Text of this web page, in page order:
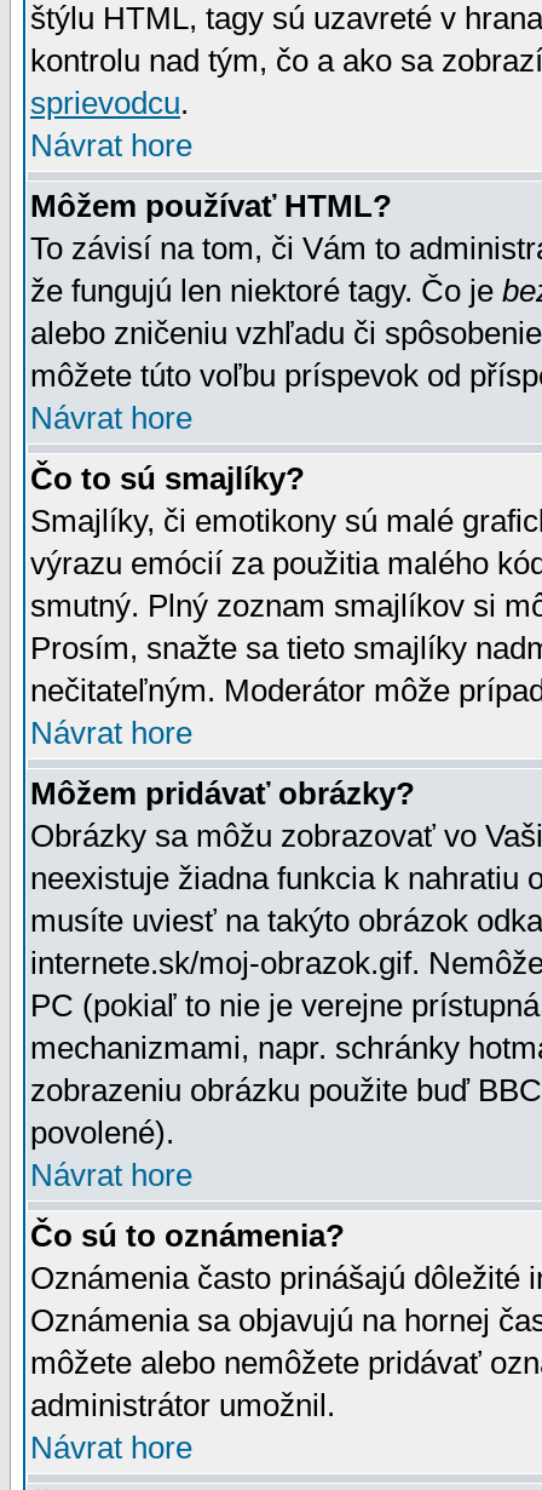
štýlu HTML, tagy sú uzavreté v
kontrolu nad tým, čo a ako sa
sprievodcu.
Návrat hore
Môžem používať HTML?
To závisí na tom, či Vám to
že fungujú len niektoré tagy. Čo je
alebo zničeniu vzhľadu či
môžete túto voľbu príspevok od
Návrat hore
Čo to sú smajlíky?
Smajlíky, či emotikony sú malé
výrazu emócií za použitia malého
smutný. Plný zoznam smajlíkov si
Prosím, snažte sa tieto smajlíky
nečitateľným. Moderátor môže
Návrat hore
Môžem pridávať obrázky?
Obrázky sa môžu zobrazovať vo
neexistuje žiadna funkcia k nahratiu
musíte uviesť na takýto obrázok
internete.sk/moj-obrazok.gif.
PC (pokiaľ to nie je verejne
mechanizmami, napr. schránky
zobrazeniu obrázku použite buď
povolené).
Návrat hore
Čo sú to oznámenia?
Oznámenia často prinášajú dôležité
Oznámenia sa objavujú na hornej
môžete alebo nemôžete pridávať
administrátor umožnil.
Návrat hore